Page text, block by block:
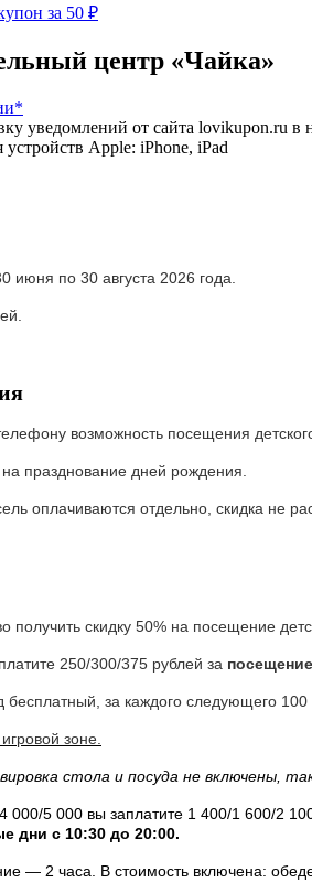
за 50 ₽
центр «Чайка»
уведомлений от сайта lovikupon.ru в
Apple: iPhone, iPad
июня по 30 августа 2026 года.
возможность посещения
празднование дней рождения.
оплачиваются отдельно, скидка не
получить скидку 50% на посещение
250/300/375 рублей за
бесплатный, за каждого следующего 100
зоне.
стола и посуда не включены,
000/5 000 вы заплатите 1 400/1 600/2
дни с 10:30 до 20:00.
— 2 часа. В стоимость включена: